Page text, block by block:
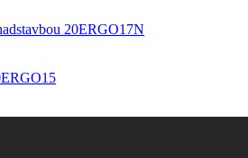
20ERGO17N